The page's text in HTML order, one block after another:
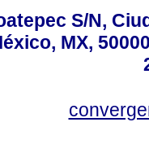
S/N,
MX,